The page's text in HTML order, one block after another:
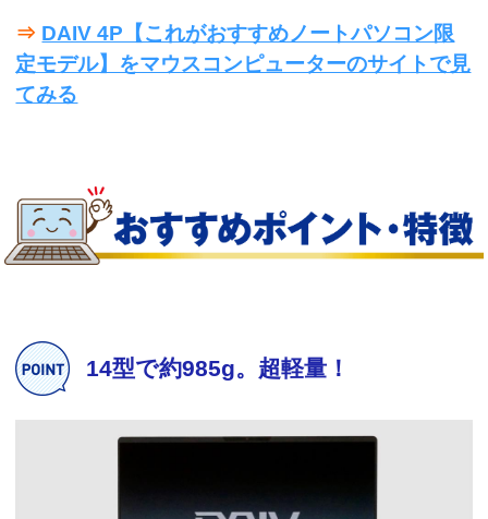
⇒ DAIV 4P【これがおすすめノートパソコン限
定モデル】をマウスコンピューターのサイトで見
てみる
14型で約985g。超軽量！